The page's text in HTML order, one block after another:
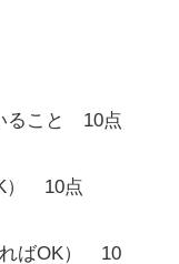
ること 10点
） 10点
ればOK） 10